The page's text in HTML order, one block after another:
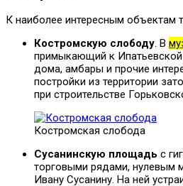
К наиболее интересным объектам
Костромскую слободу. В
примыкающий к Ипатьевской
дома, амбары и прочие
постройки из территории
при строительстве
Костромская слобода
Сусанинскую площадь с
торговыми рядами, нулевым
Ивану Сусанину. На ней